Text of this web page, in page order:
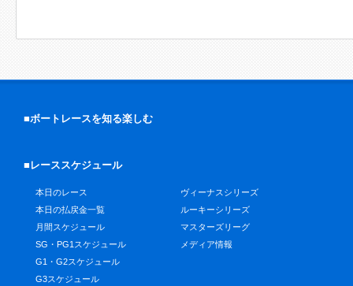
■ボートレースを知る楽しむ
■レーススケジュール
本日のレース
本日の払戻金一覧
月間スケジュール
SG・PG1スケジュール
G1・G2スケジュール
G3スケジュール
ヴィーナスシリーズ
ルーキーシリーズ
マスターズリーグ
メディア情報